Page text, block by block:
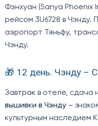
Фэнхуан (Sanya
рейсом 3U6728 в
аэропорт Тяньфу,
Чэнду.
🎁 12 день. Чэнду –
Завтрак в отеле, сдача
вышивки в Чэнду –
культурным наследием